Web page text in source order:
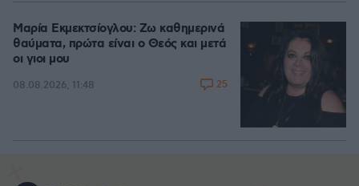
Μαρία Εκμεκτσίογλου: Ζω καθημερινά
θαύματα, πρώτα είναι ο Θεός και μετά
οι γιοι μου
08.08.2026, 11:48 25